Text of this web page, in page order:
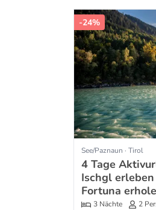
-24%
See/Paznaun · Tirol
4 Tage
Ischgl
Fortuna
3 Nächte 2